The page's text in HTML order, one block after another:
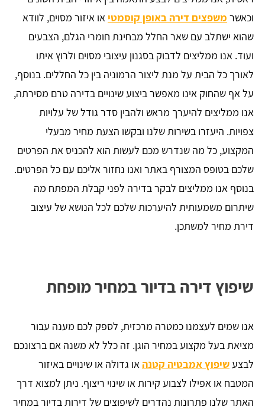
וכאשר משפצים דירה באופן קוסמטי או איזור מסוים, לוודא
שהוא ישתלב עם שאר החלל מבחינת חומרי הגלם, הצבעים
ועוד. אנו ממליצים לדבוק בסגנון עיצובי מסוים ולרוץ איתו
לאורך כל הבית על מנת ליצור הרמוניה בין כל החללים. בנוסף,
על אף שהחוק אינו מאפשר ביצוע שינויים בדירה טרם מסירתה,
אנו ממליצים להיערך מראש ולהבין סדר גודל של עלויות
צפויות. היעזרו בשירות שלנו ובקשו הצעת מחיר מבעלי
המקצוע, כל מה שנדרש מכם לעשות הוא להכניס את הפרטים
שלכם בטופס המצורף באתר ואנו נחזור אליכם עם כל הפרטים.
בנוסף אנו ממליצים לבקר בדירה לפני קבלת המפתח מה
שיתרום משמעותית להיערכות שלכם לכל הנושא של עיצוב
דירת מחיר למשתכן.
שיפוץ דירה בדיור במחיר מופחת
אנו שמים לעצמנו כמטרה מרכזית, לספק לכם מענה עבור
מציאת בעל מקצוע במחיר הוגן. זה כלל לא משנה אם ברצונכם
לבצעשיפוץ אמבטיה קטנהאו גדולה או שינויים באיזור
המטבח או אפילו לצבוע קירות או שינוי ריצוף. ניתן למצוא דרך
האתר שלנו פתרונות נהדרים לשיפוצים של דירות בדיור במחיר